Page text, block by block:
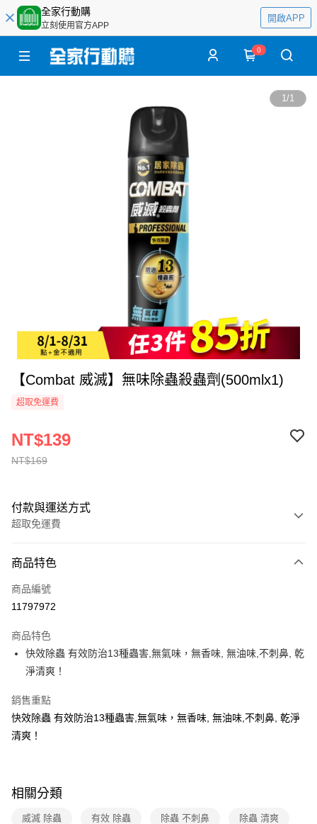
全家行動購
立刻使用官方APP
開啟APP
0
1/1
【Combat 威滅】無味除蟲殺蟲劑(500mlx1)
超取免運費
NT$169
NT$139
付款與運送方式
超取免運費
全家線上支付
超商取貨付款
運送方式
全家取貨付款
免運費
常溫-付款後全家取貨
免運費
商品特色
商品編號
11797972
商品特色
快效除蟲 有效防治13種蟲害,無氣味，無香味, 無油味,不刺鼻, 乾
淨清爽！
銷售重點
快效除蟲 有效防治13種蟲害,無氣味，無香味, 無油味,不刺鼻, 乾淨
清爽！
相關分類
威滅 除蟲 有效 除蟲 除蟲 不刺鼻 除蟲 清爽